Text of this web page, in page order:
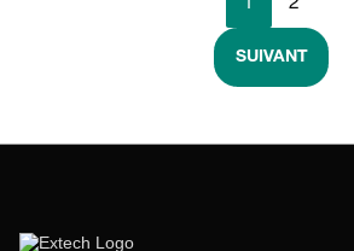
1 2
SUIVANT